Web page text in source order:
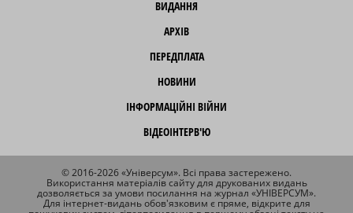
ВИДАННЯ
АРХІВ
ПЕРЕДПЛАТА
НОВИНИ
ІНФОРМАЦІЙНІ ВІЙНИ
ВІДЕОІНТЕРВ'Ю
© 2016-2026 «Універсум». Всі права застережено.
Використання матеріалів сайту для друкованих видань
дозволяється за умови посилання на журнал «УНІВЕРСУМ».
Для інтернет-видань обов'язковим є пряме, відкрите для